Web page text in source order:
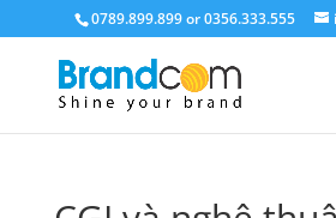
0789.899.899 or 0356.333.555